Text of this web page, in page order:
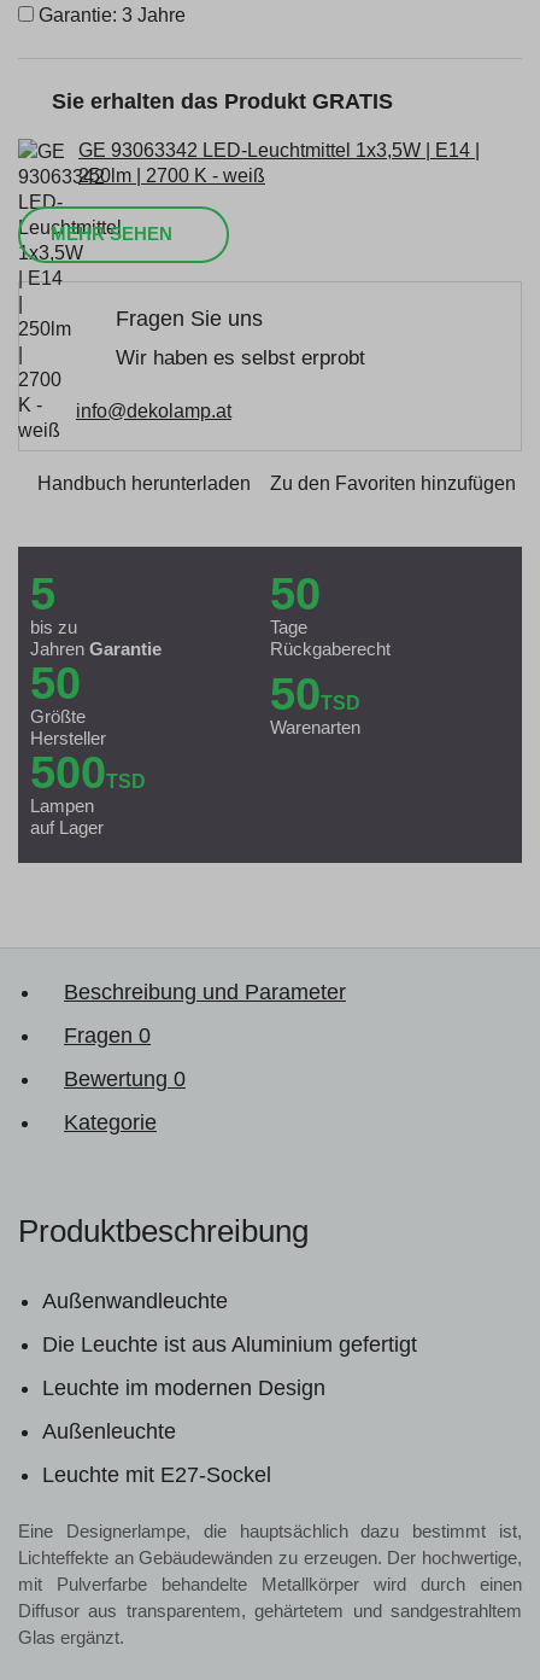
Garantie: 3 Jahre
Sie erhalten das Produkt GRATIS
GE 93063342 LED-Leuchtmittel 1x3,5W | E14 |
250lm | 2700 K - weiß
MEHR SEHEN
Fragen Sie uns
Wir haben es selbst erprobt
info@dekolamp.at
Handbuch herunterladen Zu den Favoriten hinzufügen
5
bis zu
Jahren Garantie
50
Tage
Rückgaberecht
50
Größte
Hersteller
50TSD
Warenarten
500TSD
Lampen
auf Lager
Beschreibung und Parameter
Fragen 0
Bewertung 0
Kategorie
Produktbeschreibung
Außenwandleuchte
Die Leuchte ist aus Aluminium gefertigt
Leuchte im modernen Design
Außenleuchte
Leuchte mit E27-Sockel
Eine Designerlampe, die hauptsächlich dazu bestimmt ist,
Lichteffekte an Gebäudewänden zu erzeugen. Der hochwertige,
mit Pulverfarbe behandelte Metallkörper wird durch einen
Diffusor aus transparentem, gehärtetem und sandgestrahltem
Glas ergänzt.